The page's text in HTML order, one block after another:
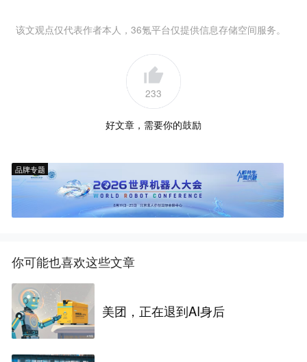
该文观点仅代表作者本人，36氪平台仅提供信息存储空间服务。
233
好文章，需要你的鼓励
品牌专题
你可能也喜欢这些文章
美团，正在退到AI身后